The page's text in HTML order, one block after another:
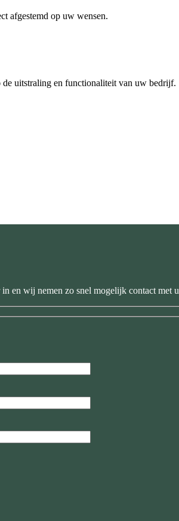
afgestemd op uw wensen.
uitstraling en functionaliteit van uw bedrijf.
en wij nemen zo snel mogelijk contact met